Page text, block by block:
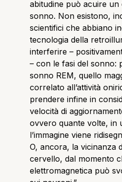
abitudine può acuire un
sonno. Non esistono,
scientifici che abbiano
tecnologia della
interferire –
– con le fasi del sonno:
sonno REM, quello
correlato all’attività
prendere infine in
velocità di
ovvero quante volte, in
l’immagine viene
O, ancora, la vicinanza
cervello, dal momento
elettromagnetica può